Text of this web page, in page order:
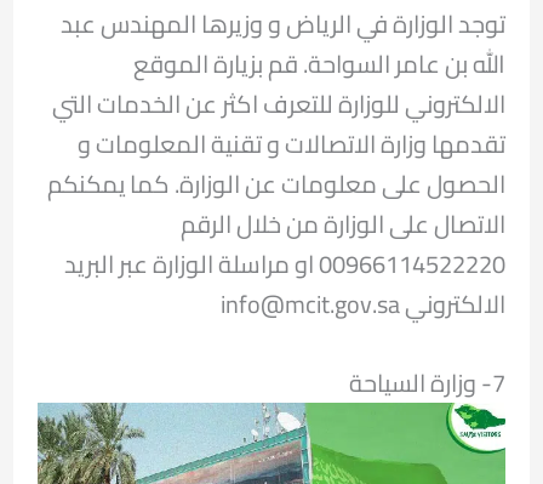
توجد الوزارة في الرياض و وزيرها المهندس عبد
الله بن عامر السواحة. قم بزيارة الموقع
الالكتروني للوزارة للتعرف اكثر عن الخدمات التي
تقدمها وزارة الاتصالات و تقنية المعلومات و
الحصول على معلومات عن الوزارة. كما يمكنكم
الاتصال على الوزارة من خلال الرقم
00966114522220 او مراسلة الوزارة عبر البريد
الالكتروني info@mcit.gov.sa
7- وزارة السياحة